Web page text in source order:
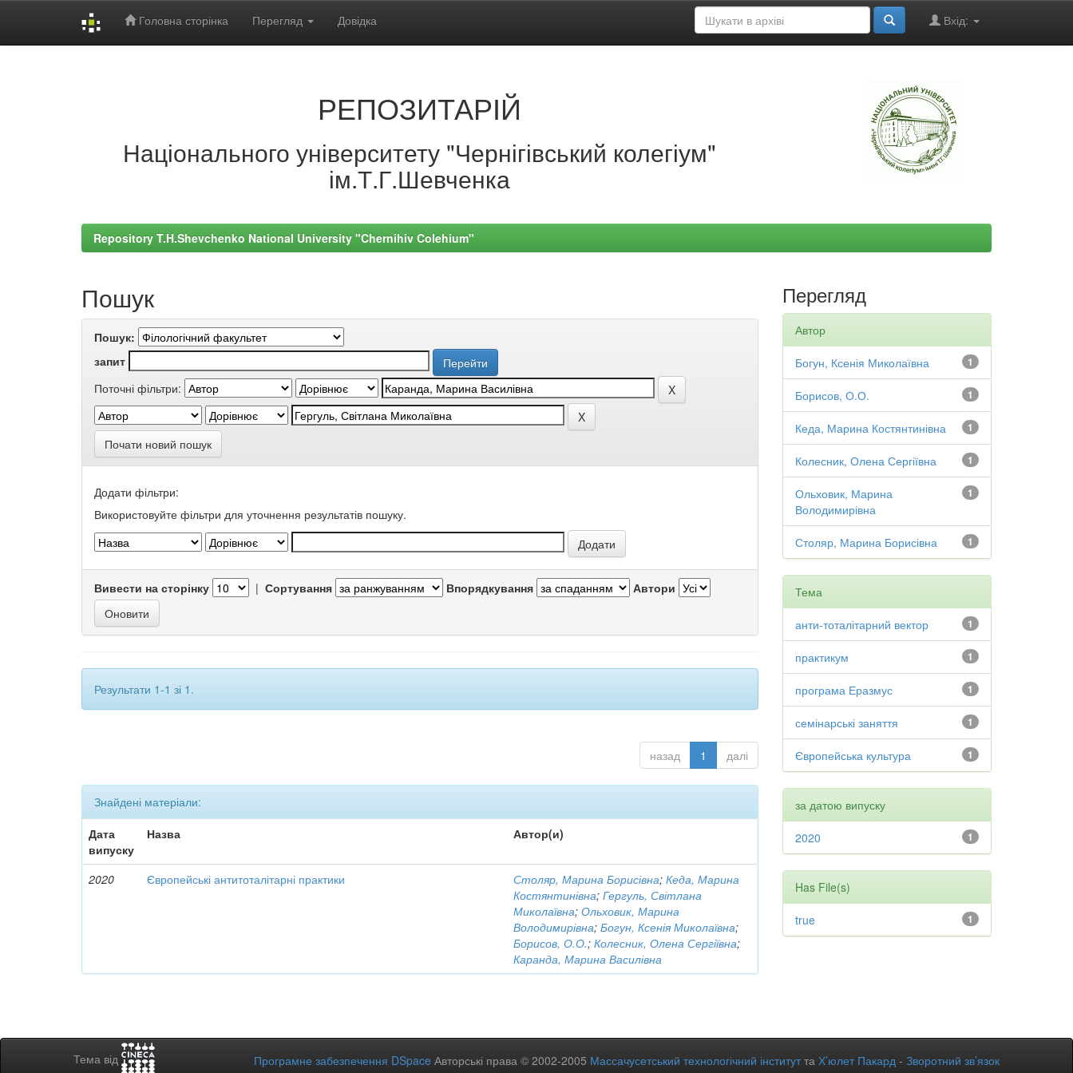
Головна сторінка Перегляд Довідка Вхід:
РЕПОЗИТАРІЙ
Національного університету "Чернігівський колегіум"
ім.Т.Г.Шевченка
Repository T.H.Shevchenko National University "Chernihiv Colehium"
Пошук
Пошук:
запит
Поточні фільтри:
Почати новий пошук
Додати фільтри:
Використовуйте фільтри для уточнення результатів пошуку.
Вивести на сторінку | Сортування Впорядкування Автори
Результати 1-1 зі 1.
назад 1 далі
Знайдені матеріали:
Дата
випуску
Назва Автор(и)
2020 Європейські антитоталітарні практики Столяр, Марина Борисівна;Кеда, Марина
Костянтинівна;Гергуль, Світлана
Миколаївна;Ольховик, Марина
Володимирівна;Богун, Ксенія Миколаївна;
Борисов, О.О.;Колесник, Олена Сергіївна;
Каранда, Марина Василівна
Перегляд
Автор
1
Богун, Ксенія Миколаївна
1
Борисов, О.О.
1
Кеда, Марина Костянтинівна
1
Колесник, Олена Сергіївна
1
Ольховик, Марина
Володимирівна
1
Столяр, Марина Борисівна
Тема
1
анти-тоталітарний вектор
1
практикум
1
програма Еразмус
1
семінарські заняття
1
Європейська культура
за датою випуску
1
2020
Has File(s)
1
true
Тема від Програмне забезпечення DSpace Авторські права © 2002-2005 Массачусетський технологічний інститутта Х’юлет Пакард - Зворотний зв’язок